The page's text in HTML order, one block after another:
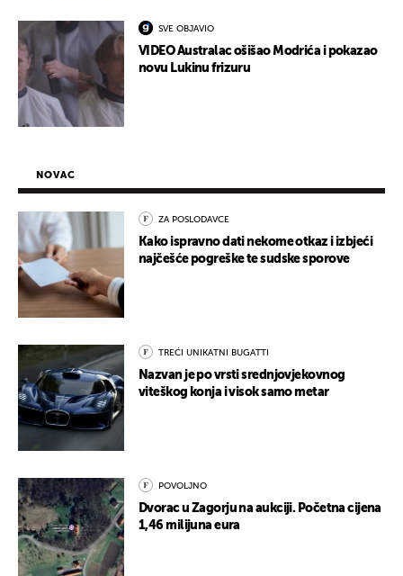
SVE OBJAVIO
VIDEO Australac ošišao Modrića i pokazao
novu Lukinu frizuru
NOVAC
ZA POSLODAVCE
Kako ispravno dati nekome otkaz i izbjeći
najčešće pogreške te sudske sporove
TREĆI UNIKATNI BUGATTI
Nazvan je po vrsti srednjovjekovnog
viteškog konja i visok samo metar
POVOLJNO
Dvorac u Zagorju na aukciji. Početna cijena
1,46 milijuna eura